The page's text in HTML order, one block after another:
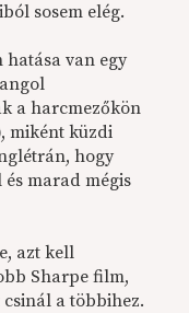
sosem elég.
hatása van egy
a harcmezőkön
miként küzdi
hogy
marad mégis
azt kell
Sharpe film,
a többihez.